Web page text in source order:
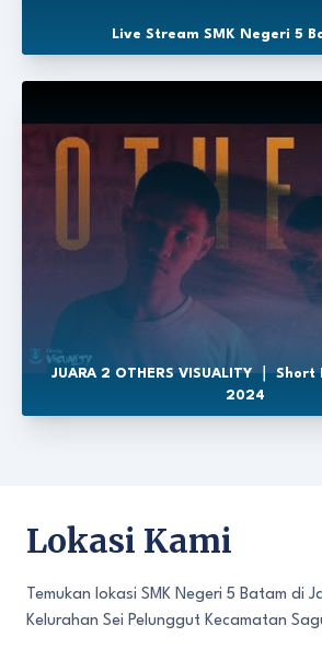
Live Stream SMK Negeri 5
JUARA 2 OTHERS VISUALITY ｜
2024
Lokasi Kami
Temukan lokasi SMK Negeri 5 Batam di
Kelurahan Sei Pelunggut Kecamatan